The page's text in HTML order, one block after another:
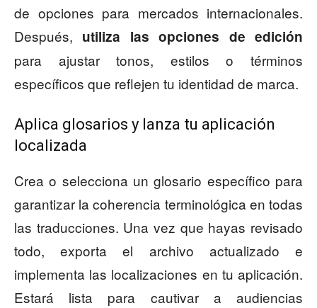
de opciones para mercados internacionales.
Después, utiliza las opciones de edición
para ajustar tonos, estilos o términos
específicos que reflejen tu identidad de marca.
Aplica glosarios y lanza tu aplicación
localizada
Crea o selecciona un glosario específico para
garantizar la coherencia terminológica en todas
las traducciones. Una vez que hayas revisado
todo, exporta el archivo actualizado e
implementa las localizaciones en tu aplicación.
Estará lista para cautivar a audiencias